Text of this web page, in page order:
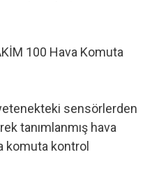
100 Hava Komuta
sensörlerden
tanımlanmış hava
komuta kontrol